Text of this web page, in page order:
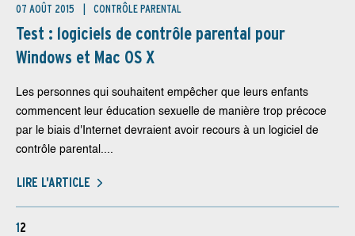
07 AOÛT 2015 CONTRÔLE PARENTAL
Test : logiciels de contrôle parental pour
Windows et Mac OS X
Les personnes qui souhaitent empêcher que leurs enfants
commencent leur éducation sexuelle de manière trop précoce
par le biais d'Internet devraient avoir recours à un logiciel de
contrôle parental....
LIRE L'ARTICLE
12